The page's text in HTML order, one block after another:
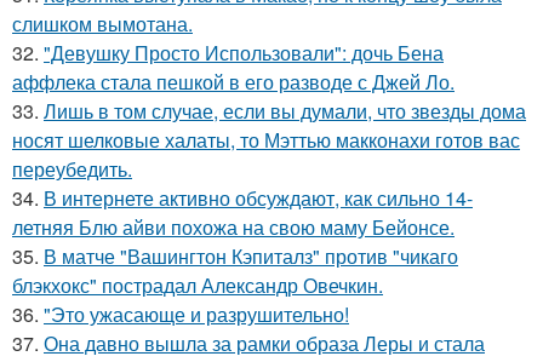
слишком вымотана.
32. "Девушку Просто Использовали": дочь Бена
аффлека стала пешкой в его разводе с Джей Ло.
33. Лишь в том случае, если вы думали, что звезды дома
носят шелковые халаты, то Мэттью макконахи готов вас
переубедить.
34. В интернете активно обсуждают, как сильно 14-
летняя Блю айви похожа на свою маму Бейонсе.
35. В матче "Вашингтон Кэпиталз" против "чикаго
блэкхокс" пострадал Александр Овечкин.
36. "Это ужасающе и разрушительно!
37. Она давно вышла за рамки образа Леры и стала